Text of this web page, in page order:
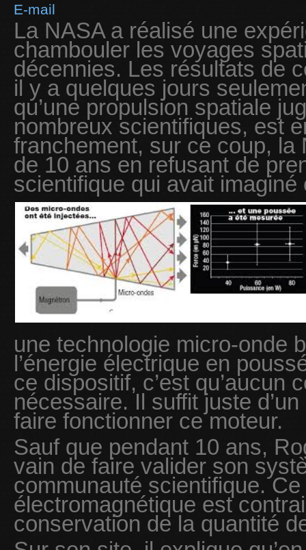
E-mail
La NASA a réalisé une
chambouler les voyages
décennies. Les résultats de
il y a quelques jours
qu’une propulsion spatiale
nombreux scientifiques, est
franchement, sur ce coup, la
de 10 ans en refusant de
scientifique qui avait
une technologie micro-onde
l’énergie électrique en
ce dispositif, c’est qu’aucun
nécessaire. Il suffit juste
faire fonctionner ce moteur.
Sauf que pendant 10 ans,
vain de faire valider son
communauté scientifique.
électromagnétique est
conservation de la quantité